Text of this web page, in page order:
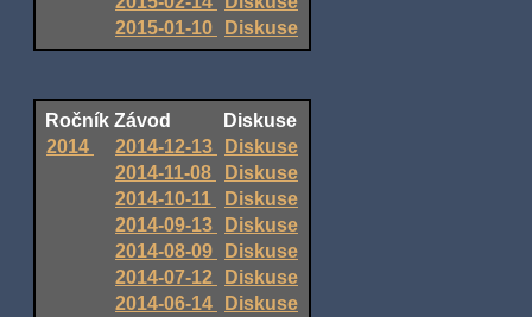
2015-01-10
Diskuse
Ročník Závod
Diskuse
2014
2014-12-13
Diskuse
2014-11-08
Diskuse
2014-10-11
Diskuse
2014-09-13
Diskuse
2014-08-09
Diskuse
2014-07-12
Diskuse
2014-06-14
Diskuse